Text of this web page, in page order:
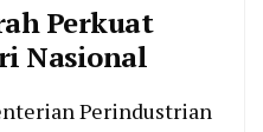
Perkuat
Nasional
Perindustrian